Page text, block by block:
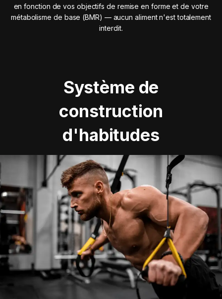
en fonction de vos objectifs de remise en forme et de votre
métabolisme de base (BMR) — aucun aliment n'est totalement
interdit.
Système de
construction
d'habitudes